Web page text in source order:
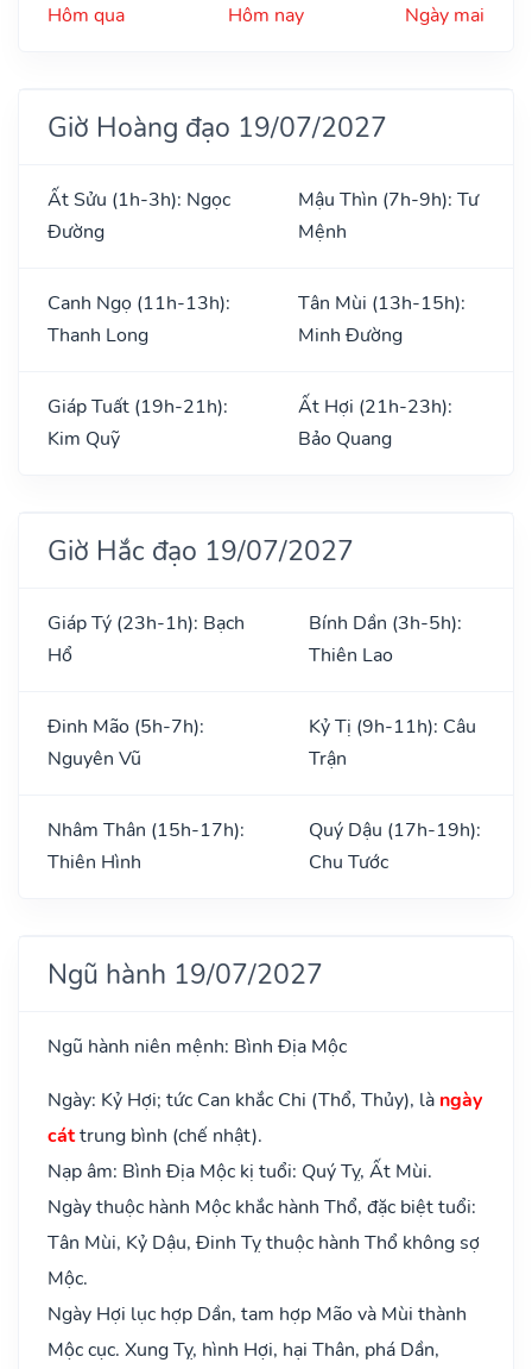
Hôm qua Hôm nay Ngày mai
Giờ Hoàng đạo 19/07/2027
Ất Sửu (1h-3h): Ngọc
Đường
Mậu Thìn (7h-9h): Tư
Mệnh
Canh Ngọ (11h-13h):
Thanh Long
Tân Mùi (13h-15h):
Minh Đường
Giáp Tuất (19h-21h):
Kim Quỹ
Ất Hợi (21h-23h):
Bảo Quang
Giờ Hắc đạo 19/07/2027
Giáp Tý (23h-1h): Bạch
Hổ
Bính Dần (3h-5h):
Thiên Lao
Đinh Mão (5h-7h):
Nguyên Vũ
Kỷ Tị (9h-11h): Câu
Trận
Nhâm Thân (15h-17h):
Thiên Hình
Quý Dậu (17h-19h):
Chu Tước
Ngũ hành 19/07/2027
Ngũ hành niên mệnh: Bình Địa Mộc
Ngày: Kỷ Hợi; tức Can khắc Chi (Thổ, Thủy), là ngày
cáttrung bình (chế nhật).
Nạp âm: Bình Địa Mộc kị tuổi: Quý Tỵ, Ất Mùi.
Ngày thuộc hành Mộc khắc hành Thổ, đặc biệt tuổi:
Tân Mùi, Kỷ Dậu, Đinh Tỵ thuộc hành Thổ không sợ
Mộc.
Ngày Hợi lục hợp Dần, tam hợp Mão và Mùi thành
Mộc cục. Xung Tỵ, hình Hợi, hại Thân, phá Dần,